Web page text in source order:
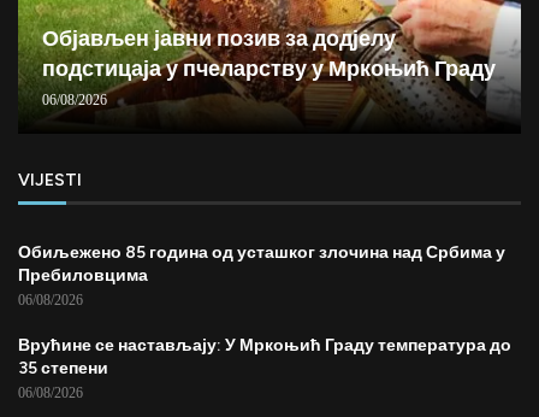
Објављен јавни позив за додјелу
подстицаја у пчеларству у Мркоњић Граду
06/08/2026
VIJESTI
Обиљежено 85 година од усташког злочина над Србима у
Пребиловцима
06/08/2026
Врућине се настављају: У Мркоњић Граду температура до
35 степени
06/08/2026